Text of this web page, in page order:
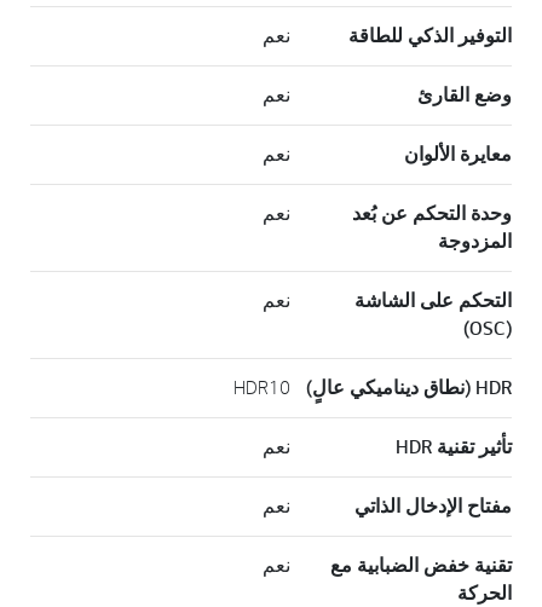
التوفير الذكي للطاقة نعم
وضع القارئ نعم
معايرة الألوان نعم
وحدة التحكم عن بُعد
المزدوجة
نعم
التحكم على الشاشة
(OSC)
نعم
HDR (نطاق ديناميكي عالٍ) HDR10
تأثير تقنية HDR نعم
مفتاح الإدخال الذاتي نعم
تقنية خفض الضبابية مع
الحركة
نعم